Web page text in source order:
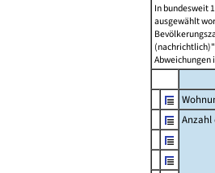
In bundesweit
ausgewählt
Abweichungen
Anzahl